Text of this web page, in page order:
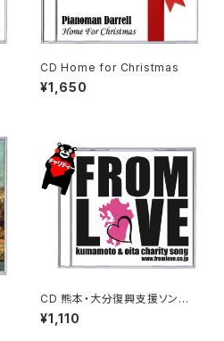
CD Home for Christmas
¥1,650
CD 熊本・大分復興支援ソングF
ROM LOVE
¥1,110